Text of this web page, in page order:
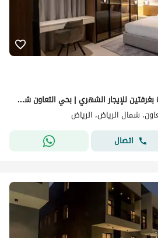
شقة مثوى التنفيذية الفاخرة بغرفتين للإيجار الشهري | بحي التعاون شمال الرياض | شامل خدمات النظافة والصيانة
شمال الرياض، الرياض
اتصال